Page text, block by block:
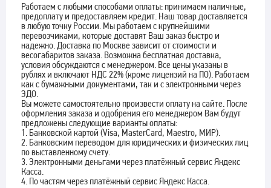
Работаем с любыми способами оплаты: принимаем наличные,
предоплату и предоставляем кредит. Наш товар доставляется
в любую точку России. Мы работаем с крупнейшими
перевозчиками, которые доставят Ваш заказ быстро и
надежно. Доставка по Москве зависит от стоимости и
весогабаритов заказа. Возможна бесплатная доставка,
условия обсуждаются с менеджером. Все цены указаны в
рублях и включают НДС 22% (кроме лицензий на ПО). Работаем
как с бумажными документами, так и с электронными через
ЭДО.
Вы можете самостоятельно произвести оплату на сайте. После
оформления заказа и одобрения его менеджером Вам будут
предложены следующие варианты оплаты:
1. Банковской картой (Visa, MasterCard, Maestro, МИР).
2. Банковским переводом для юридических и физических лиц
по выставленному счету.
3. Электронными деньгами через платёжный сервис Яндекс
Касса.
4. По частям через платёжный сервис Яндекс Касса.